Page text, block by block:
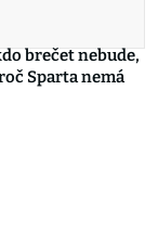
brečet nebude,
Sparta nemá